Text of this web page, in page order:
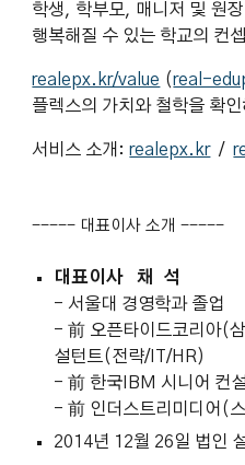
학생, 학부모, 매니저 및 원
행복해질 수 있는 학교의 컨
realepx.kr/value (real-
플렉스의 가치와 철학을 확
서비스 소개:realepx.kr/
----- 대표이사 소개 -----
대표이사 채 석
- 서울대 경영학과 졸업
- 前 오픈타이드코리아(
설턴트(전략/IT/HR)
- 前 한국IBM 시니어 컨
- 前 인더스트리미디어(
2014년 12월 26일 법인